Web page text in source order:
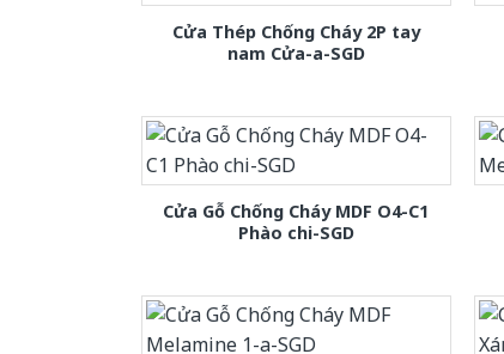
Cửa Thép Chống Cháy 2P tay
nam Cửa-a-SGD
Cửa Gỗ Chống Cháy MDF O4-C1
Phào chi-SGD